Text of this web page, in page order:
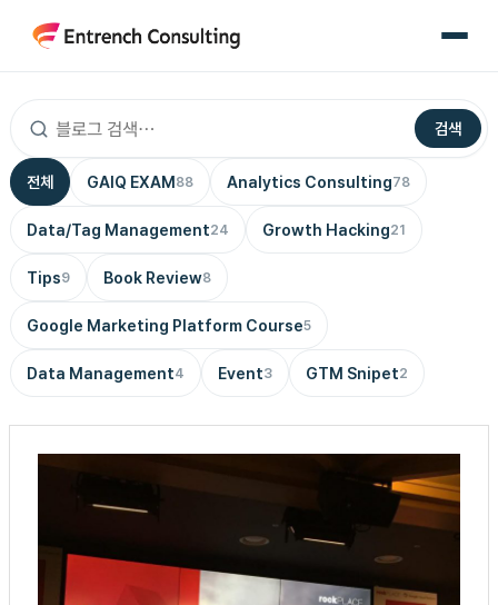
츠
건
너
뛰
기
검색
전체 GAIQ EXAM88 Analytics Consulting78
Data/Tag Management24 Growth Hacking21
Tips9 Book Review8
Google Marketing Platform Course5
Data Management4 Event3 GTM Snipet2